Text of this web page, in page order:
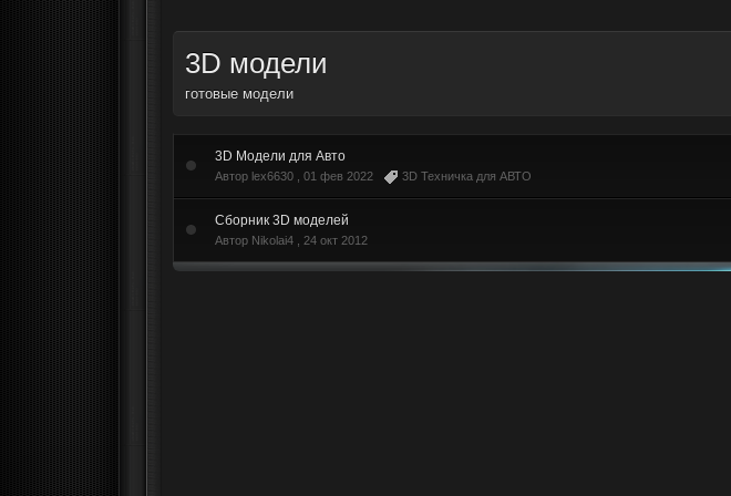
3D модели
готовые модели
3D Модели для Авто
Автор lex6630 ,01 фев 2022 3D Техничка для АВТО
Сборник 3D моделей
Автор Nikolai4 , 24 окт 2012